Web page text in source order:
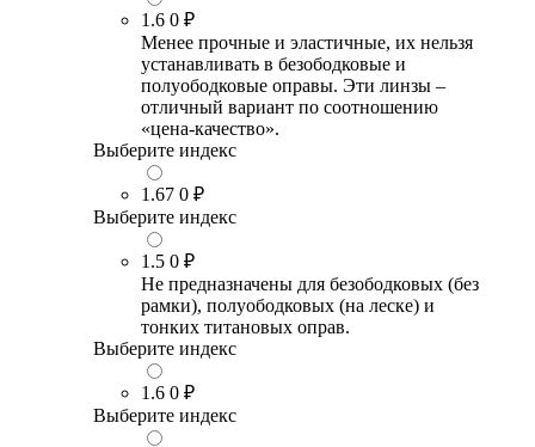
1.6 0 ₽
Менее прочные и эластичные, их нельзя
устанавливать в безободковые и
полуободковые оправы. Эти линзы –
отличный вариант по соотношению
«цена-качество».
Выберите индекс
1.67 0 ₽
Выберите индекс
1.5 0 ₽
Не предназначены для безободковых (без
рамки), полуободковых (на леске) и
тонких титановых оправ.
Выберите индекс
1.6 0 ₽
Выберите индекс